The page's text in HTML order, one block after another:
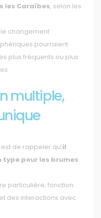
les Caraïbes, selon les
le changement
pourraient
plus fréquents ou plus
multiple,
de rappeler qu’il
type pour les brumes
particulière, fonction
des interactions avec